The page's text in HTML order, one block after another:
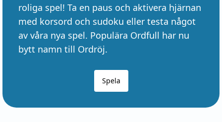
roliga spel! Ta en paus och aktivera hjärnan
med korsord och sudoku eller testa något
av våra nya spel. Populära Ordfull har nu
bytt namn till Ordröj.
Spela